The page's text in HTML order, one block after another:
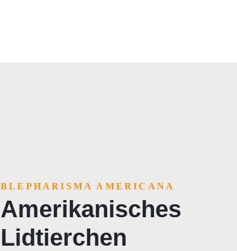
BLEPHARISMA AMERICANA
Amerikanisches
Lidtierchen